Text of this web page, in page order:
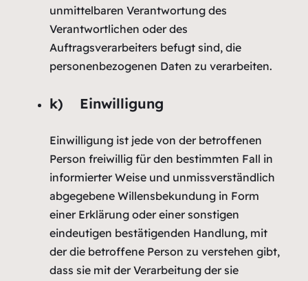
unmittelbaren Verantwortung des
Verantwortlichen oder des
Auftragsverarbeiters befugt sind, die
personenbezogenen Daten zu verarbeiten.
k) Einwilligung
Einwilligung ist jede von der betroffenen
Person freiwillig für den bestimmten Fall in
informierter Weise und unmissverständlich
abgegebene Willensbekundung in Form
einer Erklärung oder einer sonstigen
eindeutigen bestätigenden Handlung, mit
der die betroffene Person zu verstehen gibt,
dass sie mit der Verarbeitung der sie